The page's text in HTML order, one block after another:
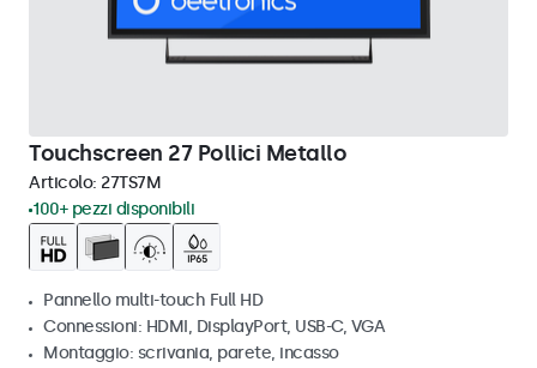
Touchscreen 27 Pollici Metallo
Articolo: 27TS7M
100+ pezzi disponibili
Pannello multi-touch Full HD
Connessioni: HDMI, DisplayPort, USB-C, VGA
Montaggio: scrivania, parete, incasso